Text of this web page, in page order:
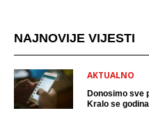
NAJNOVIJE VIJESTI
AKTUALNO
Donosimo sve
Kralo se